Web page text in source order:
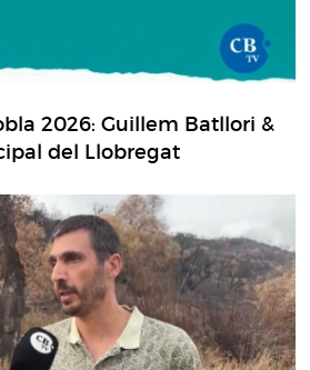
2026: Guillem Batllori &
del Llobregat